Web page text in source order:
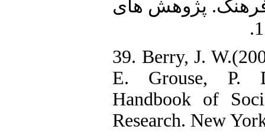
پژوهش های
39. Berry, J.
E. Grouse, P.
Handbook of
Research. New